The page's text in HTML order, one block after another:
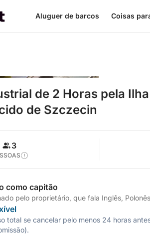
Aluguer de barcos Coisas
de 2 Horas pela
de Szczecin
3
como capitão
pelo proprietário, que fala Inglês,
total se cancelar pelo menos 24 horas